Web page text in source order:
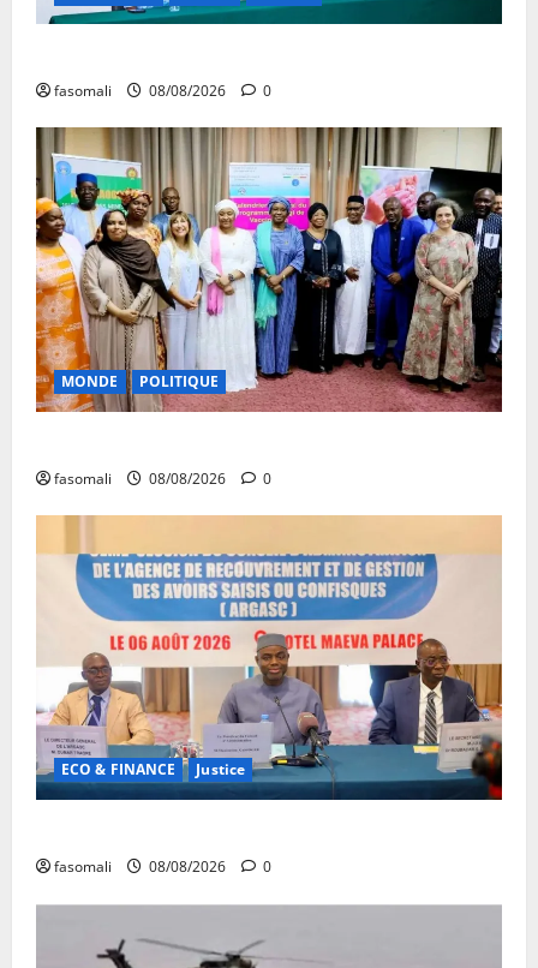
fasomali 08/08/2026 0
MONDE POLITIQUE
fasomali 08/08/2026 0
ECO & FINANCE Justice
fasomali 08/08/2026 0